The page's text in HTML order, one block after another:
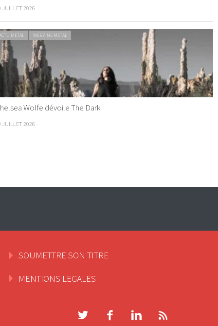
JUILLET 2026
METAL WEBZINE METAL
Wolfe dévoile The Dark
JUILLET 2026
SOUMETTRE SON TITRE
MENTIONS LEGALES